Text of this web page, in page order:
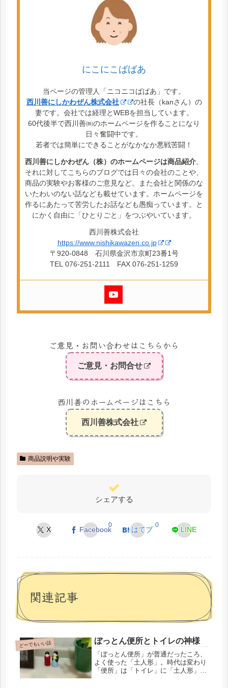
にこにこばばあ
当ページの管理人「ニコニコばばあ」です。
西川善にしかわぜん株式会社
の社長（kanさん）の
妻です。会社では経理とWEBを担当しています。
60代後半で西川善㈱のホームページを作ることになり
日々奮闘中です。
若者では簡単にできることがなかなか悪戦苦闘！
西川善にしかわぜん（株）のホームページは商品紹介。
それに対してこちらのブログでは日々の会社のことや、
商品の実験やお客様のご意見など。また会社と関係のな
いたわいのない話なども載せています。ホームページを
作るにあたって苦労したお話なども愚痴っています。と
にかく自由に「ひとりごと」をつぶやいています。
西川善株式会社
https://www.nishikawazen.co.jp
〒920-0848 石川県金沢市京町23番1号
TEL 076-251-2111 FAX 076-251-1259
ご意見・お問い合わせはこちらから
ご意見・お問合せ
西川善のホームページはこちら
西川善株式会社
商品説明や実験
シェアする
X Facebook
0
はてブ
0
LINE
関連記事
どーでもいい話 ぼっとん便所とトイレの神様
「ぼっとん便所」が普通だったころ、
よく使った「土人形」。時代は変わり
「便所」は「トイレ」に「土人形」は